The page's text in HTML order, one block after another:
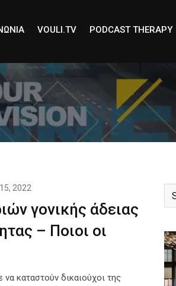
VOULI.TV PODCAST THERAPY
2022
γονικής άδειας
– Ποιοι οι
καταστούν δικαιούχοι της